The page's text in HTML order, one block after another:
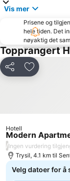
Vis mer
Prisene og
hele tiden. Det
nøyaktig det
Topprangert
Del Legg til i
Hotell
Modern
/Ingen vurdering
Trysil, 4.1 km til
Velg datoer for å